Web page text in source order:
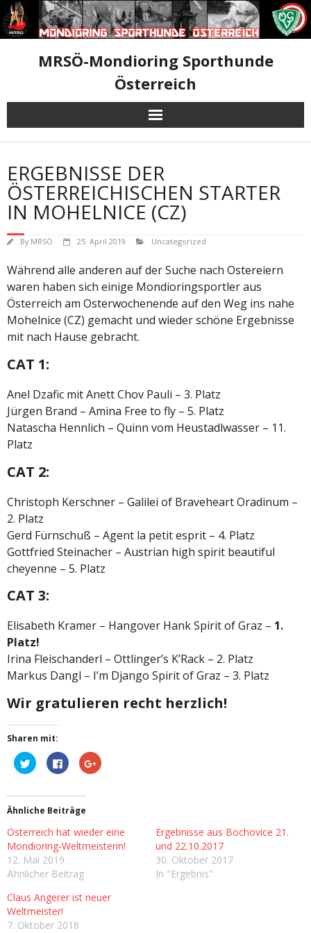
Skip
to
content
MRSÖ-Mondioring Sporthunde
Österreich
ERGEBNISSE DER
ÖSTERREICHISCHEN STARTER
IN MOHELNICE (CZ)
By MRSÖ 25. April 2019 Uncategorized
Während alle anderen auf der Suche nach Ostereiern
waren haben sich einige Mondioringsportler aus
Österreich am Osterwochenende auf den Weg ins nahe
Mohelnice (CZ) gemacht und wieder schöne Ergebnisse
mit nach Hause gebracht.
CAT 1:
Anel Dzafic mit Anett Chov Pauli – 3. Platz
Jürgen Brand – Amina Free to fly – 5. Platz
Natascha Hennlich – Quinn vom Heustadlwasser – 11.
Platz
CAT 2:
Christoph Kerschner – Galilei of Braveheart Oradinum –
2. Platz
Gerd Fürnschuß – Agent la petit esprit – 4. Platz
Gottfried Steinacher – Austrian high spirit beautiful
cheyenne – 5. Platz
CAT 3:
Elisabeth Kramer – Hangover Hank Spirit of Graz – 1.
Platz!
Irina Fleischanderl – Ottlinger’s K’Rack – 2. Platz
Markus Dangl – I’m Django Spirit of Graz – 3. Platz
Wir gratulieren recht herzlich!
Sharen mit:
K
l
k
u
b
e
r
T
w
i
e
r
z
u
K
l
k
u
a
u
f
F
c
e
o
o
u
Z
u
a
u
f
l
e
Ähnliche Beiträge
Österreich hat wieder eine
Mondioring-Weltmeisterin!
12. Mai 2019
Ähnlicher Beitrag
Ergebnisse aus Bochovice 21.
und 22.10.2017
30. Oktober 2017
In "Ergebnis"
Claus Angerer ist neuer
Weltmeister!
7. Oktober 2018